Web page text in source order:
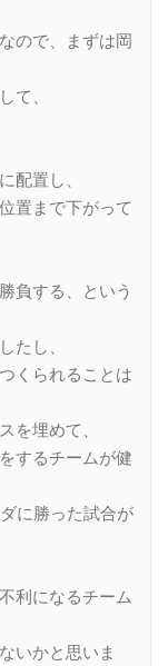
ので、まずは岡
て、
配置し、
置まで下がって
負する、という
たし、
くられることは
を埋めて、
するチームが健
に勝った試合が
利になるチーム
いかと思いま